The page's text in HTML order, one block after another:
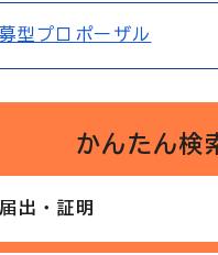
型プロポーザル
かんたん検
届出・証明